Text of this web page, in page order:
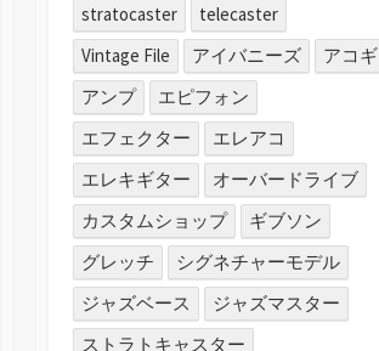
stratocaster
telecaster
Vintage File
アイバニーズ
アコギ
アンプ
エピフォン
エフェクター
エレアコ
エレキギター
オーバードライブ
カスタムショップ
ギブソン
グレッチ
シグネチャーモデル
ジャズベース
ジャズマスター
ストラトキャスター